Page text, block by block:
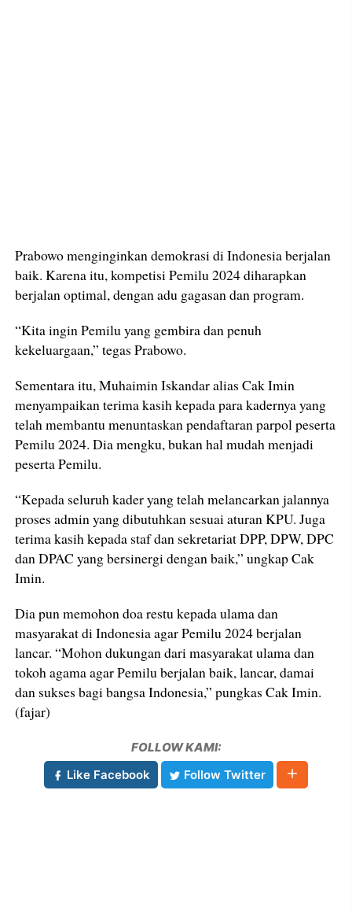
Prabowo menginginkan demokrasi di Indonesia berjalan
baik. Karena itu, kompetisi Pemilu 2024 diharapkan
berjalan optimal, dengan adu gagasan dan program.
“Kita ingin Pemilu yang gembira dan penuh
kekeluargaan,” tegas Prabowo.
Sementara itu, Muhaimin Iskandar alias Cak Imin
menyampaikan terima kasih kepada para kadernya yang
telah membantu menuntaskan pendaftaran parpol peserta
Pemilu 2024. Dia mengku, bukan hal mudah menjadi
peserta Pemilu.
“Kepada seluruh kader yang telah melancarkan jalannya
proses admin yang dibutuhkan sesuai aturan KPU. Juga
terima kasih kepada staf dan sekretariat DPP, DPW, DPC
dan DPAC yang bersinergi dengan baik,” ungkap Cak
Imin.
Dia pun memohon doa restu kepada ulama dan
masyarakat di Indonesia agar Pemilu 2024 berjalan
lancar. “Mohon dukungan dari masyarakat ulama dan
tokoh agama agar Pemilu berjalan baik, lancar, damai
dan sukses bagi bangsa Indonesia,” pungkas Cak Imin.
(fajar)
FOLLOW KAMI:
Like Facebook
Follow Twitter